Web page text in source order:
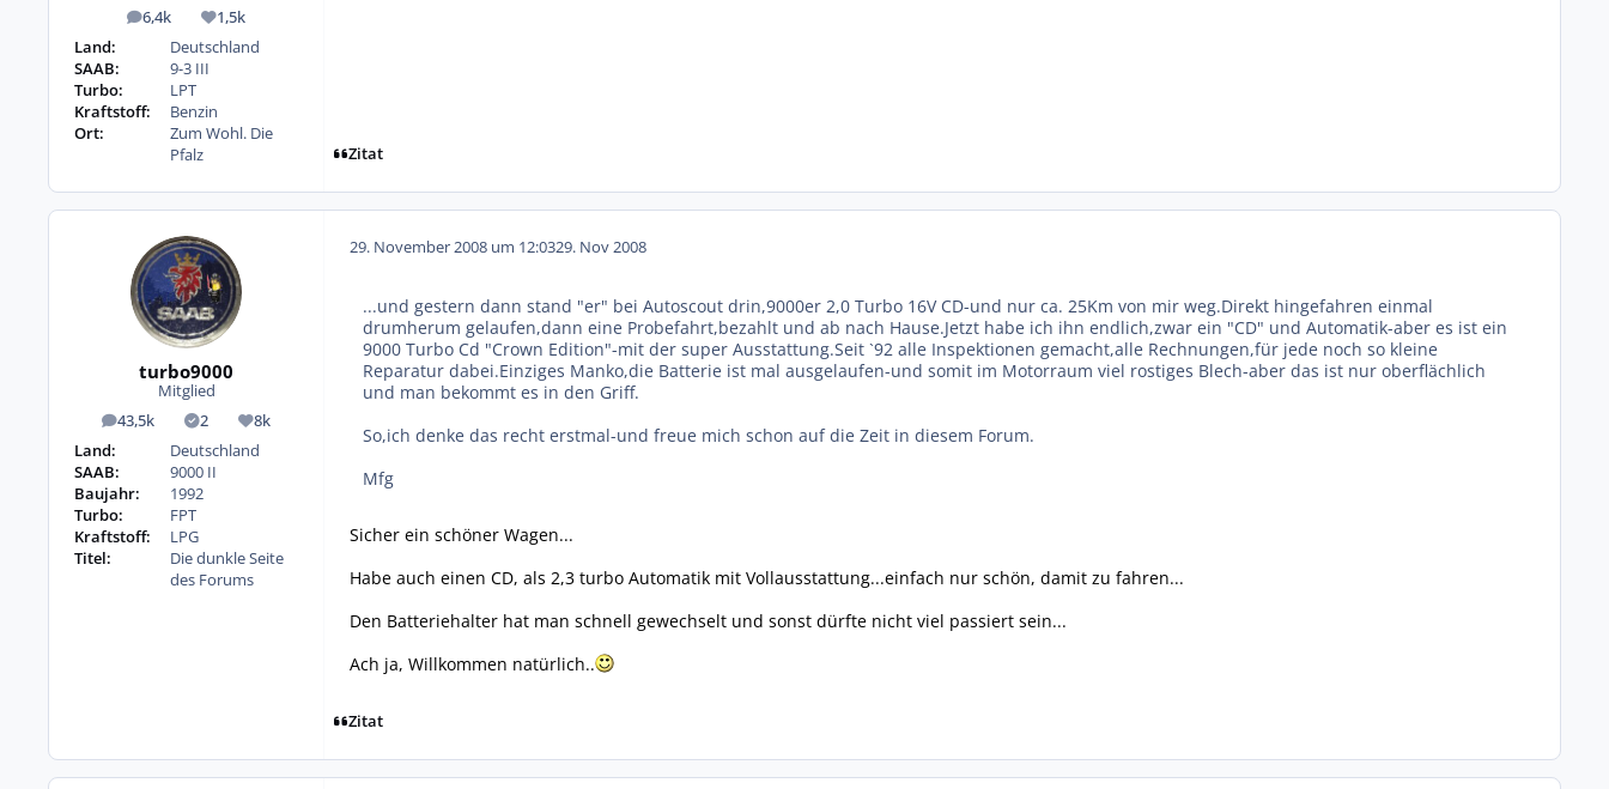
6,4k
Beiträge 1,5k
Reputation
Land:
Deutschland
SAAB:
9-3 III
Turbo:
LPT
Kraftstoff:
Benzin
Ort:
Zum Wohl. Die
Pfalz
Zitat
turbo9000
Mitglied
43,5k
Beiträge 2
Lösungen
8k
Reputation
Land:
Deutschland
SAAB:
9000 II
Baujahr:
1992
Turbo:
FPT
Kraftstoff:
LPG
Titel:
Die dunkle Seite
des Forums
29. November 2008 um 12:0329. Nov 2008
...und gestern dann stand "er" bei Autoscout drin,9000er 2,0 Turbo 16V CD-und nur ca. 25Km von mir weg.Direkt hingefahren einmal
drumherum gelaufen,dann eine Probefahrt,bezahlt und ab nach Hause.Jetzt habe ich ihn endlich,zwar ein "CD" und Automatik-aber es ist ein
9000 Turbo Cd "Crown Edition"-mit der super Ausstattung.Seit `92 alle Inspektionen gemacht,alle Rechnungen,für jede noch so kleine
Reparatur dabei.Einziges Manko,die Batterie ist mal ausgelaufen-und somit im Motorraum viel rostiges Blech-aber das ist nur oberflächlich
und man bekommt es in den Griff.
So,ich denke das recht erstmal-und freue mich schon auf die Zeit in diesem Forum.
Mfg
Sicher ein schöner Wagen...
Habe auch einen CD, als 2,3 turbo Automatik mit Vollausstattung...einfach nur schön, damit zu fahren...
Den Batteriehalter hat man schnell gewechselt und sonst dürfte nicht viel passiert sein...
Ach ja, Willkommen natürlich..
Zitat